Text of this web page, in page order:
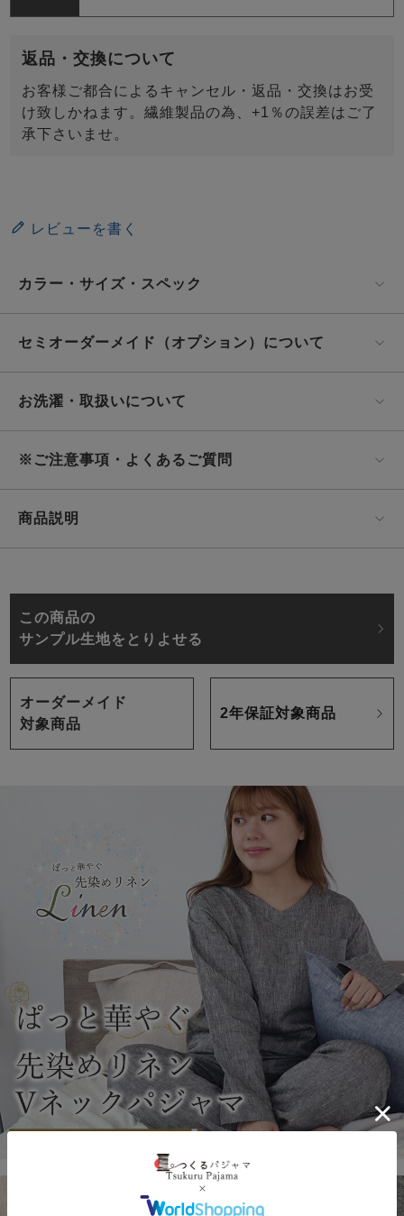
返品・交換について
お客様ご都合によるキャンセル・返品・交換はお受
け致しかねます。繊維製品の為、+1％の誤差はご了
承下さいませ。
レビューを書く
カラー・サイズ・スペック
セミオーダーメイド（オプション）について
お洗濯・取扱いについて
※ご注意事項・よくあるご質問
商品説明
この商品の
サンプル生地をとりよせる
オーダーメイド
対象商品
2年保証対象商品